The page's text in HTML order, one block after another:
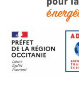
TOTEn